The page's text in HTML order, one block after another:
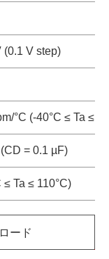
(0.1 V step)
°C (-40°C ≤ Ta ≤
= 0.1 µF)
≤ Ta ≤ 110°C)
ード